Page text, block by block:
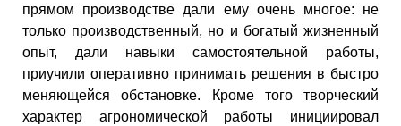
прямом производстве дали ему очень многое: не
только производственный, но и богатый жизненный
опыт, дали навыки самостоятельной работы,
приучили оперативно принимать решения в быстро
меняющейся обстановке. Кроме того творческий
характер агрономической работы инициировал